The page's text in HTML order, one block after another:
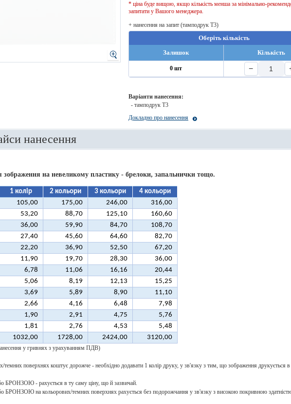
* ціна буде вищою, якщо кількість менша за мінімально-
запитати у Вашого менеджера.
+ нанесення на запит (тамподрук T3)
Оберіть кількість
Залишок
Кількість
0 шт −
Варіанти нанесення:
- тамподрук T3
Докладно про нанесення
нанесення
зображення на невеликому пластику - брелоки, запальнички тощо.
1 колір 2 кольори 3 кольори
4 кольори
105,00 175,00 246,00
316,00
53,20 88,70 125,10
160,60
36,00 59,90 84,70
108,70
27,40 45,60 64,60
82,70
22,20 36,90 52,50
67,20
11,90 19,70 28,30
36,00
6,78 11,06 16,16
20,44
5,06 8,19 12,13
15,25
3,69 5,89 8,90
11,10
2,66 4,16 6,48
7,98
1,90 2,91 4,75
5,76
1,81 2,76 4,53
5,48
1032,00 1728,00 2424,00 3120,00
у гривнях з урахуванням ПДВ)
темних поверхнях коштує дорожче - необхідно додавати 1 колір друку, у зв'язку з тим, що зображення друкується в
- рахується в ту саму ціну, що й зазвичай.
на кольорових/темних поверхнях рахується без подорожчання у зв'язку з високою покривною